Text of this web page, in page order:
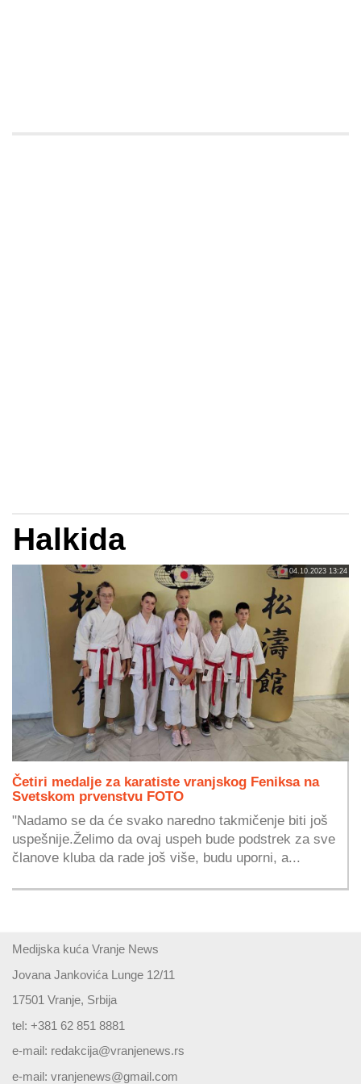
Halkida
04.10.2023 13:24
Četiri medalje za karatiste vranjskog Feniksa na
Svetskom prvenstvu FOTO
"Nadamo se da će svako naredno takmičenje biti još
uspešnije.Želimo da ovaj uspeh bude podstrek za sve
članove kluba da rade još više, budu uporni, a...
Medijska kuća Vranje News
Jovana Jankovića Lunge 12/11
17501 Vranje, Srbija
tel: +381 62 851 8881
e-mail: redakcija@vranjenews.rs
e-mail: vranjenews@gmail.com